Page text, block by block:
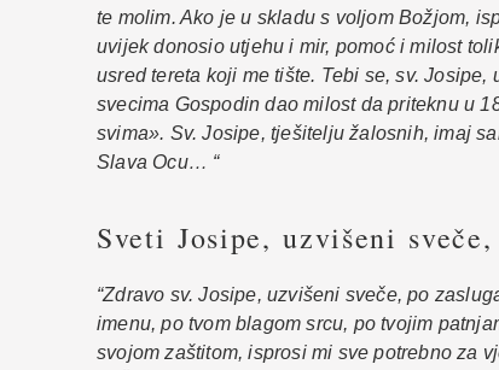
te molim. Ako je u skladu s voljom Božjom,
uvijek donosio utjehu i mir, pomoć i milost
usred tereta koji me tište. Tebi se, sv.
svecima Gospodin dao milost da priteknu u
svima». Sv. Josipe, tješitelju žalosnih, imaj
Slava Ocu… “
Sveti Josipe, uzvišeni sveče,
“Zdravo sv. Josipe, uzvišeni sveče, po
imenu, po tvom blagom srcu, po tvojim
svojom zaštitom, isprosi mi sve potrebno za